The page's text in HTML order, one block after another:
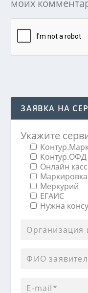
моих
ЗАЯВКА НА
Укажите
Контур.ОФД
Онлайн
Маркировка
Меркурий
ЕГАИС
Нужна